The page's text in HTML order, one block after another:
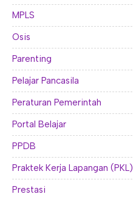
MPLS
Osis
Parenting
Pelajar Pancasila
Peraturan Pemerintah
Portal Belajar
PPDB
Praktek Kerja Lapangan (PKL)
Prestasi